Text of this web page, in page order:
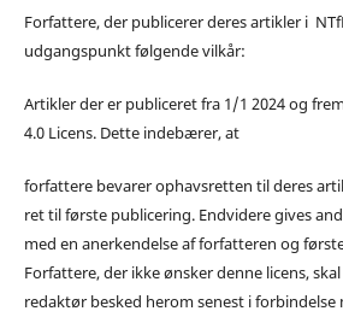
Forfattere, der publicerer deres artikler i
udgangspunkt følgende vilkår:
Artikler der er publiceret fra 1/1 2024 og
4.0 Licens. Dette indebærer, at
forfattere bevarer ophavsretten til deres
ret til første publicering. Endvidere gives
med en anerkendelse af forfatteren og
Forfattere, der ikke ønsker denne licens,
redaktør besked herom senest i